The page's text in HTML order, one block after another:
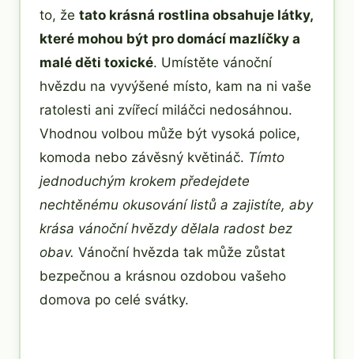
to, že tato krásná rostlina obsahuje látky,
které mohou být pro domácí mazlíčky a
malé děti toxické. Umístěte vánoční
hvězdu na vyvýšené místo, kam na ni vaše
ratolesti ani zvířecí miláčci nedosáhnou.
Vhodnou volbou může být vysoká police,
komoda nebo závěsný květináč. Tímto
jednoduchým krokem předejdete
nechtěnému okusování listů a zajistíte, aby
krása vánoční hvězdy dělala radost bez
obav. Vánoční hvězda tak může zůstat
bezpečnou a krásnou ozdobou vašeho
domova po celé svátky.